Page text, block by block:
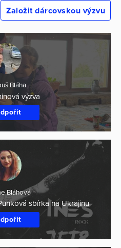
Založit dárcovskou výzvu
Bláha
výzva
Bláhová
sbírka na Ukrajinu